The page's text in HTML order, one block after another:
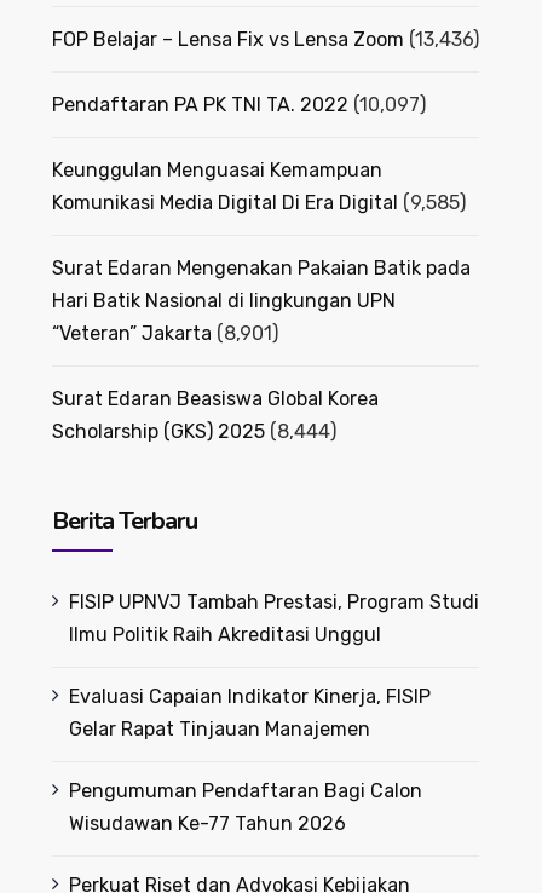
FOP Belajar – Lensa Fix vs Lensa Zoom (13,436)
Pendaftaran PA PK TNI TA. 2022 (10,097)
Keunggulan Menguasai Kemampuan
Komunikasi Media Digital Di Era Digital (9,585)
Surat Edaran Mengenakan Pakaian Batik pada
Hari Batik Nasional di lingkungan UPN
“Veteran” Jakarta (8,901)
Surat Edaran Beasiswa Global Korea
Scholarship (GKS) 2025 (8,444)
Berita Terbaru
FISIP UPNVJ Tambah Prestasi, Program Studi
Ilmu Politik Raih Akreditasi Unggul
Evaluasi Capaian Indikator Kinerja, FISIP
Gelar Rapat Tinjauan Manajemen
Pengumuman Pendaftaran Bagi Calon
Wisudawan Ke-77 Tahun 2026
Perkuat Riset dan Advokasi Kebijakan